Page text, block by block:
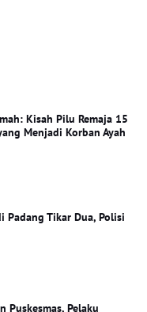
Kisah Pilu Remaja 15
Menjadi Korban Ayah
Padang Tikar Dua, Polisi
Puskesmas, Pelaku